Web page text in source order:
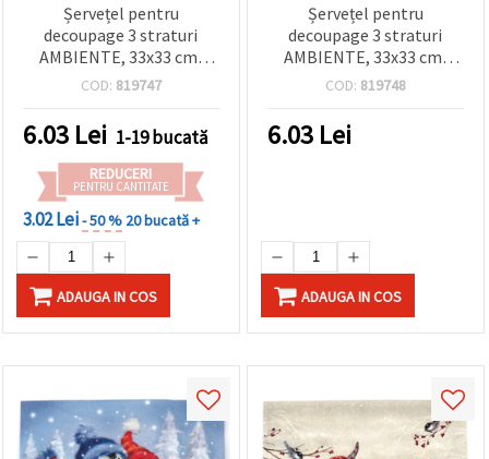
Șervețel pentru
decoupage 3 straturi
AMBIENTE, 33x33 cm,
model Moș Crăciun și om
COD: 819747
6.03 Lei 1-19 bucată
REDUCERI
PENTRU CANTITATE
3.02 Lei- 50 % 20 bucată +
ADAUGA IN COS
Șervețel pentru
decoupage 3 straturi
AMBIENTE, 33x33 cm,
Conversație de seară de
COD: 819748
6.03 Lei
ADAUGA IN COS